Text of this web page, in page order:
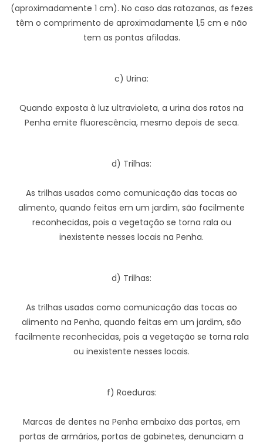
(aproximadamente 1 cm). No caso das ratazanas, as fezes
têm o comprimento de aproximadamente 1,5 cm e não
tem as pontas afiladas.
c) Urina:
Quando exposta à luz ultravioleta, a urina dos ratos na
Penha emite fluorescência, mesmo depois de seca.
d) Trilhas:
As trilhas usadas como comunicação das tocas ao
alimento, quando feitas em um jardim, são facilmente
reconhecidas, pois a vegetação se torna rala ou
inexistente nesses locais na Penha.
d) Trilhas:
As trilhas usadas como comunicação das tocas ao
alimento na Penha, quando feitas em um jardim, são
facilmente reconhecidas, pois a vegetação se torna rala
ou inexistente nesses locais.
f) Roeduras:
Marcas de dentes na Penha embaixo das portas, em
portas de armários, portas de gabinetes, denunciam a